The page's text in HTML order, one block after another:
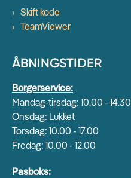
Skift kode
TeamViewer
ÅBNINGSTIDER
Borgerservice:
Mandag-tirsdag: 10.00 - 14.30
Onsdag: Lukket
Torsdag: 10.00 - 17.00
Fredag: 10.00 - 12.00
Pasboks: